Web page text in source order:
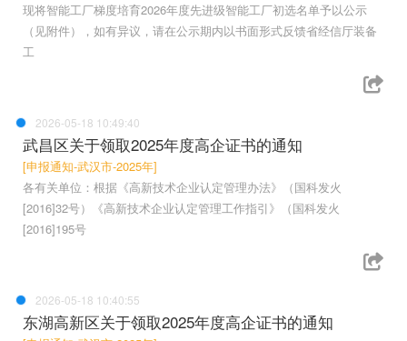
现将智能工厂梯度培育2026年度先进级智能工厂初选名单予以公示
（见附件），如有异议，请在公示期内以书面形式反馈省经信厅装备
工
2026-05-18 10:49:40
武昌区关于领取2025年度高企证书的通知
[申报通知-武汉市-2025年]
各有关单位：根据《高新技术企业认定管理办法》（国科发火
[2016]32号）《高新技术企业认定管理工作指引》（国科发火
[2016]195号
2026-05-18 10:40:55
东湖高新区关于领取2025年度高企证书的通知